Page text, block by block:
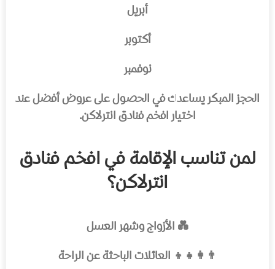
أبريل
أكتوبر
نوفمبر
الحجز المبكر يساعدك في الحصول على عروض أفضل عند
اختيار افخم فنادق انترلاكن.
لمن تناسب الإقامة في افخم فنادق
انترلاكن؟
💑 الأزواج وشهر العسل
👨‍👩‍👧‍👦 العائلات الباحثة عن الراحة